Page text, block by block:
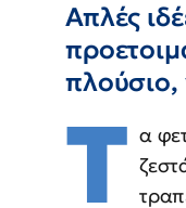
Απλές
πλούσιο,
Τ α